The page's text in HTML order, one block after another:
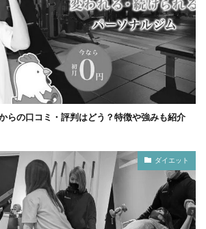
らの口コミ・評判はどう？特徴や強みも紹介
ダイエット